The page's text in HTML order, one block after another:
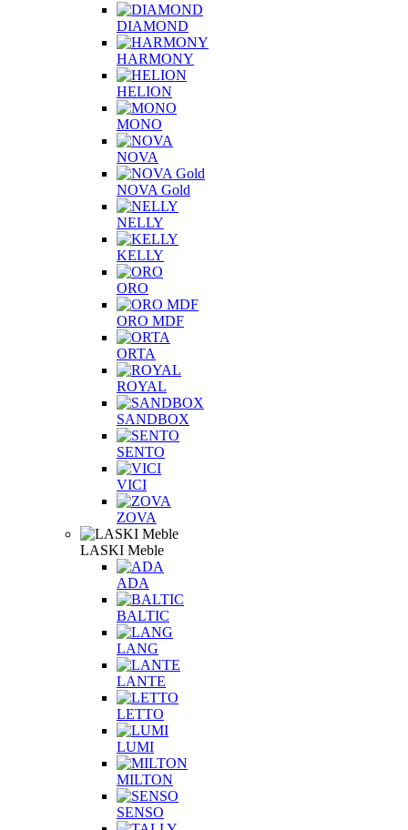
DIAMOND
HARMONY
HELION
MONO
NOVA
NOVA Gold
NELLY
KELLY
ORO
ORO MDF
ORTA
ROYAL
SANDBOX
SENTO
VICI
ZOVA
LASKI Meble
ADA
BALTIC
LANG
LANTE
LETTO
LUMI
MILTON
SENSO